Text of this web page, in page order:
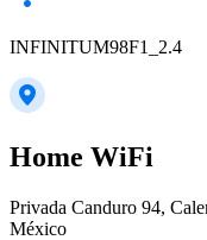
INFINITUM98F1_2.4
Home WiFi
Privada Canduro 94,
México